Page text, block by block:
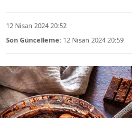
12 Nisan 2024 20:52
Son Güncelleme: 12 Nisan 2024 20:59